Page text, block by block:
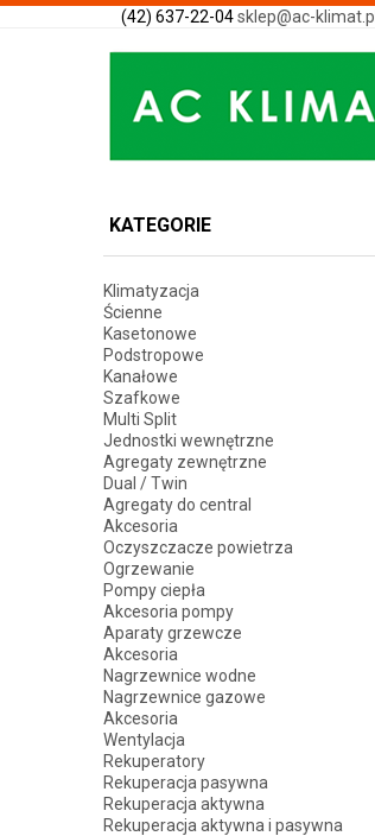
(42) 637-22-04sklep@ac-klimat.pl
KATEGORIE
Klimatyzacja
Ścienne
Kasetonowe
Podstropowe
Kanałowe
Szafkowe
Multi Split
Jednostki wewnętrzne
Agregaty zewnętrzne
Dual / Twin
Agregaty do central
Akcesoria
Oczyszczacze powietrza
Ogrzewanie
Pompy ciepła
Akcesoria pompy
Aparaty grzewcze
Akcesoria
Nagrzewnice wodne
Nagrzewnice gazowe
Akcesoria
Wentylacja
Rekuperatory
Rekuperacja pasywna
Rekuperacja aktywna
Rekuperacja aktywna i pasywna